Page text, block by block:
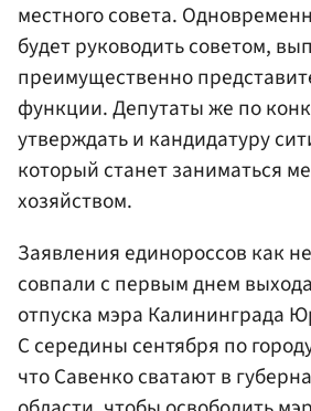
местного совета.
будет руководить советом,
преимущественно
функции. Депутаты же по
утверждать и кандидатуру
который станет заниматься
хозяйством.
Заявления единороссов как
совпали с первым днем
отпуска мэра Калининграда
С середины сентября по
что Савенко сватают в